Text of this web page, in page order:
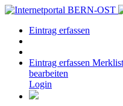
Eintrag erfassen
Eintrag erfassen
bearbeiten
Login